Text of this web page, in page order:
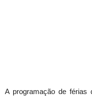
A programação de férias